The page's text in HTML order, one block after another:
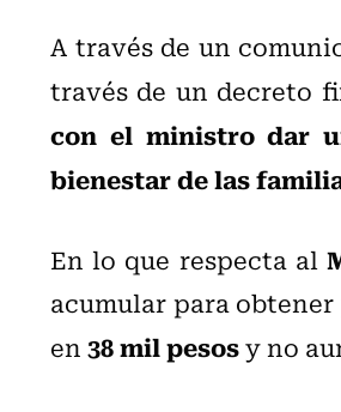
A través de un
través de un decreto
con el ministro dar
bienestar de las
En lo que respecta al
acumular para
en38 mil pesosy no